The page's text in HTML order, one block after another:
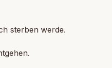
sterben werde.